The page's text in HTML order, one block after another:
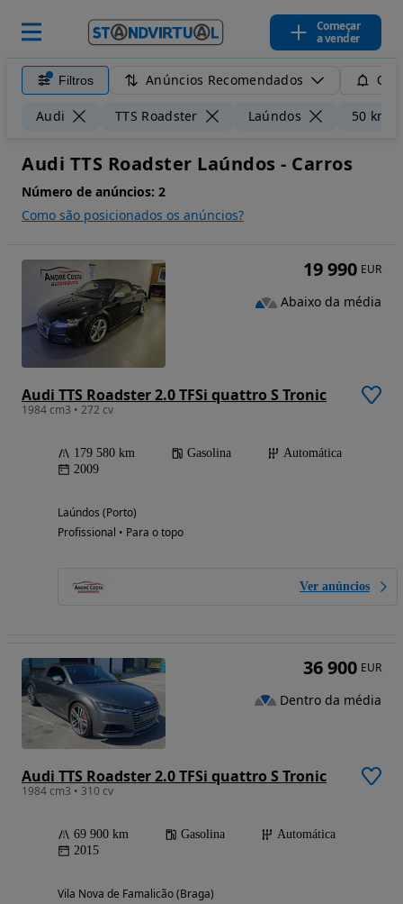
Começar
a vender
Filtros Anúncios Recomendados
Audi TTS Roadster Laúndos 50 km
Audi TTS Roadster Laúndos - Carros
Número de anúncios: 2
Como são posicionados os anúncios?
Audi TTS Roadster 2.0 TFSi quattro S Tronic
1984 cm3 • 272 cv
179 580 km Gasolina
Automática
2009
Laúndos (Porto)
Profissional • Para o topo
Ver anúncios
19 990 EUR
Abaixo da média
Audi TTS Roadster 2.0 TFSi quattro S Tronic
1984 cm3 • 310 cv
69 900 km Gasolina
Automática
2015
Vila Nova de Famalicão (Braga)
36 900 EUR
Dentro da média